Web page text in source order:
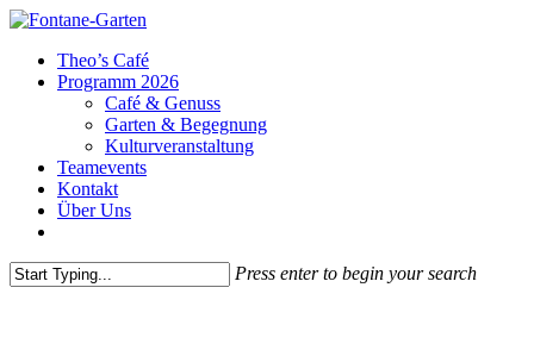
Theo’s Café
Programm 2026
Café & Genuss
Garten & Begegnung
Kulturveranstaltung
Teamevents
Kontakt
Über Uns
Press enter to begin your search